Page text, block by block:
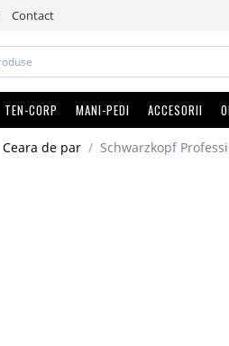
Contact
TEN-CORP MANI-PEDI ACCESORII
Ceara de par / Schwarzkopf